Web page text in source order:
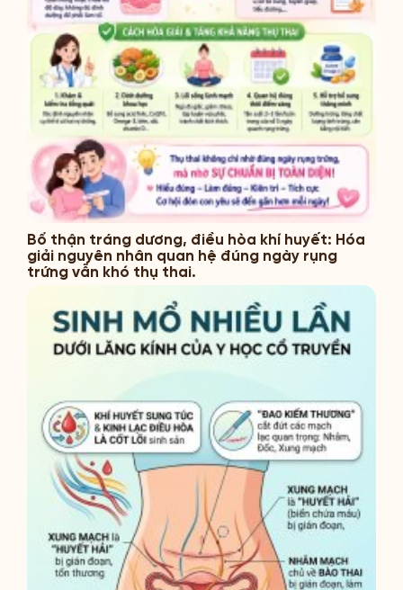
Bổ thận tráng dương, điều hòa khí huyết: Hóa
giải nguyên nhân quan hệ đúng ngày rụng
trứng vẫn khó thụ thai.